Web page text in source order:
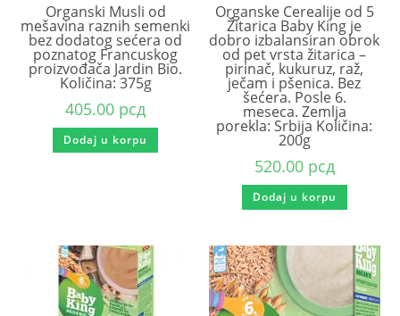
Organski Musli od
mešavina raznih semenki
bez dodatog sećera od
poznatog Francuskog
proizvođača Jardin Bio.
Količina: 375g
405.00 рсд
Dodaj u korpu
Organske Cerealije od 5
Žitarica Baby King je
dobro izbalansiran obrok
od pet vrsta žitarica –
pirinač, kukuruz, raž,
ječam i pšenica. Bez
šećera. Posle 6.
meseca. Zemlja
porekla: Srbija Količina:
200g
520.00 рсд
Dodaj u korpu